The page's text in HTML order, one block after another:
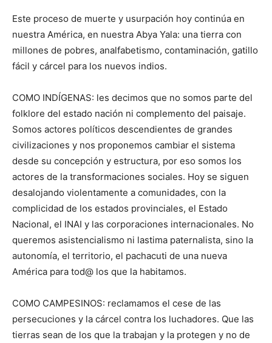
Este proceso de muerte y usurpación hoy continúa en
nuestra América, en nuestra Abya Yala: una tierra con
millones de pobres, analfabetismo, contaminación, gatillo
fácil y cárcel para los nuevos indios.
COMO INDÍGENAS: les decimos que no somos parte del
folklore del estado nación ni complemento del paisaje.
Somos actores políticos descendientes de grandes
civilizaciones y nos proponemos cambiar el sistema
desde su concepción y estructura, por eso somos los
actores de la transformaciones sociales. Hoy se siguen
desalojando violentamente a comunidades, con la
complicidad de los estados provinciales, el Estado
Nacional, el INAI y las corporaciones internacionales. No
queremos asistencialismo ni lastima paternalista, sino la
autonomía, el territorio, el pachacuti de una nueva
América para tod@ los que la habitamos.
COMO CAMPESINOS: reclamamos el cese de las
persecuciones y la cárcel contra los luchadores. Que las
tierras sean de los que la trabajan y la protegen y no de